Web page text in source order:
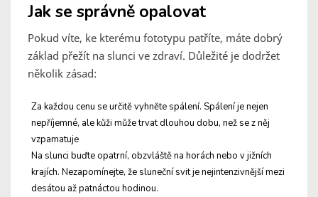
Jak se správně opalovat
Pokud víte, ke kterému fototypu patříte, máte dobrý
základ přežít na slunci ve zdraví. Důležité je dodržet
několik zásad:
Za každou cenu se určitě vyhněte spálení. Spálení je nejen
nepříjemné, ale kůži může trvat dlouhou dobu, než se z něj
vzpamatuje
Na slunci buďte opatrní, obzvláště na horách nebo v jižních
krajích. Nezapomínejte, že sluneční svit je nejintenzivnější mezi
desátou až patnáctou hodinou.